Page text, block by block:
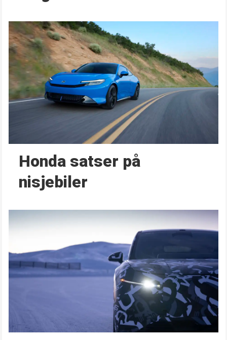
Honda satser på
nisjebiler